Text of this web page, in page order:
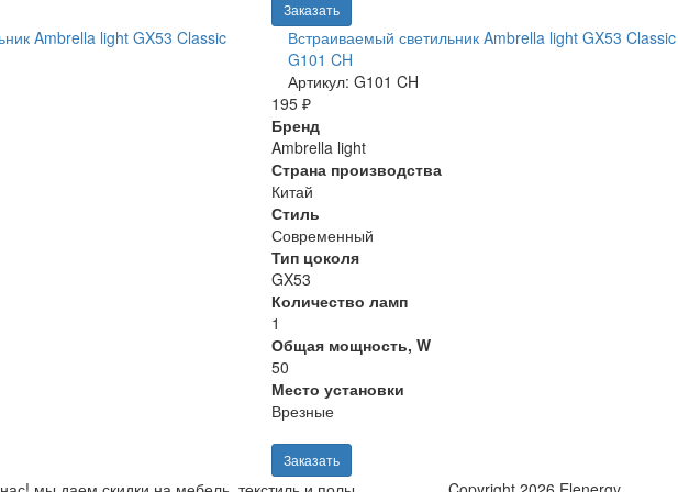
Заказать
Ambrella light GX53 Classic
Встраиваемый светильник Ambrella light GX53 Classic
G101 CH
Артикул: G101 CH
195 ₽
Бренд
Ambrella light
Страна производства
Китай
Стиль
Современный
Тип цоколя
GX53
Количество ламп
1
Общая мощность, W
50
Место установки
Врезные
Заказать